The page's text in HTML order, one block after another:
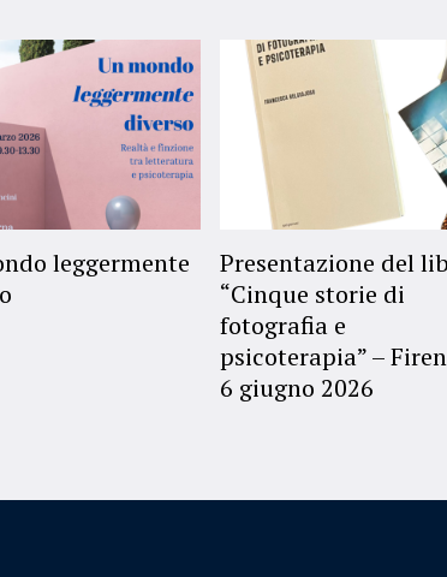
leggermente
Presentazione del
“Cinque storie di
fotografia e
psicoterapia” –
6 giugno 2026